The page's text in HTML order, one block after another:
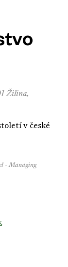
Žilina,
v české
- Managing